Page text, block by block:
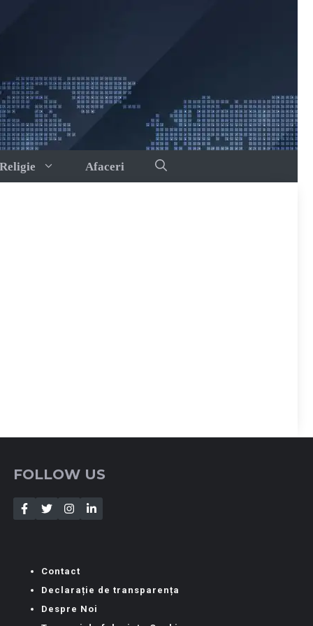
Religie Afaceri
FOLLOW US
Contact
Declarație de transparența
Despre Noi